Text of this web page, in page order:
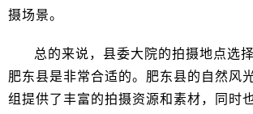
摄场景。
总的来说，县委大院的拍摄地点选
肥东县是非常合适的。肥东县的自然风
组提供了丰富的拍摄资源和素材，同时